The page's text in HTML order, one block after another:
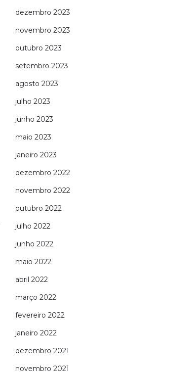
dezembro 2023
novembro 2023
outubro 2023
setembro 2023
agosto 2023
julho 2023
junho 2023
maio 2023
janeiro 2023
dezembro 2022
novembro 2022
outubro 2022
julho 2022
junho 2022
maio 2022
abril 2022
março 2022
fevereiro 2022
janeiro 2022
dezembro 2021
novembro 2021